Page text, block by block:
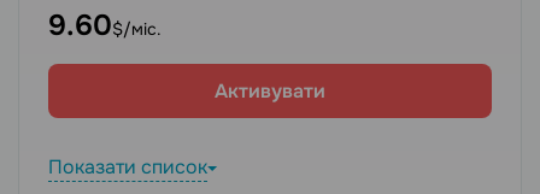
9.60$/міс.
Активувати
Показати список